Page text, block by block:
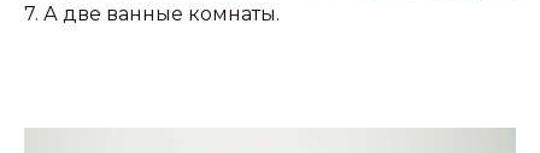
7. А две ванные комнаты.